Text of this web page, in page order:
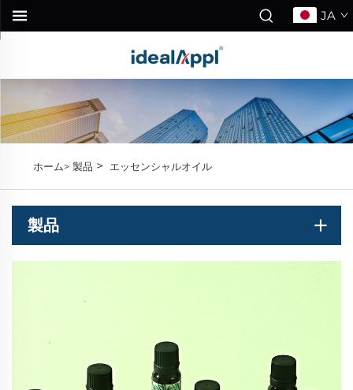
JA
ホーム> 製品 > エッセンシャルオイル
製品